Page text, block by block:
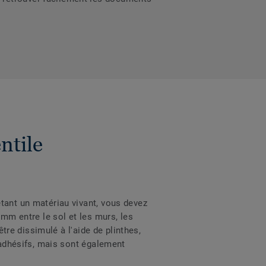
un matériau vivant, vous devez
entre le sol et les murs, les
dissimulé à l'aide de plinthes,
mais sont également